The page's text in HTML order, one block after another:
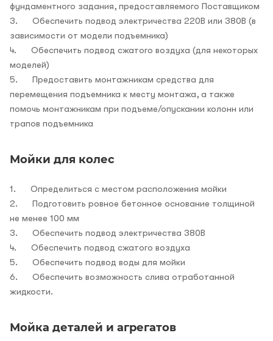
фундаментного задания, предоставляемого Поставщиком
3. Обеспечить подвод электричества 220В или 380В (в
зависимости от модели подъемника)
4. Обеспечить подвод сжатого воздуха (для некоторых
моделей)
5. Предоставить монтажникам средства для
перемещения подъемника к месту монтажа, а также
помочь монтажникам при подъеме/опускании колонн или
трапов подъемника
Мойки для колес
1. Определиться с местом расположения мойки
2. Подготовить ровное бетонное основание толщиной
не менее 100 мм
3. Обеспечить подвод электричества 380В
4. Обеспечить подвод сжатого воздуха
5. Обеспечить подвод воды для мойки
6. Обеспечить возможность слива отработанной
жидкости.
Мойка деталей и агрегатов